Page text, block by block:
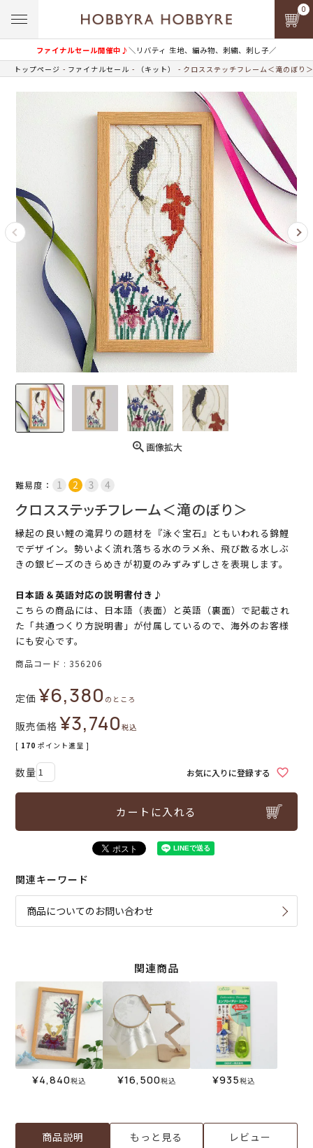
ファイナルセール開催中♪＼リバティ 生地、編み物、刺繍、刺し子／
0
トップページ ファイナルセール （キット） クロスステッチフレーム＜滝のぼり＞
画像拡大
難易度：
クロスステッチフレーム＜滝のぼり＞
縁起の良い鯉の滝昇りの題材を『泳ぐ宝石』ともいわれる錦鯉
でデザイン。勢いよく流れ落ちる水のラメ糸、飛び散る水しぶ
きの銀ビーズのきらめきが初夏のみずみずしさを表現します。
日本語＆英語対応の説明書付き♪
こちらの商品には、日本語（表面）と英語（裏面）で記載され
た「共通つくり方説明書」が付属しているので、海外のお客様
にも安心です。
商品コード 356206
定価 ¥6,380 のところ
販売価格 ¥3,740税込
[ 170 ポイント進呈 ]
お気に入りに登録する
カートに入れる
関連キーワード
商品についてのお問い合わせ
関連商品
¥4,840税込 ¥16,500税込 ¥935税込
商品説明 もっと見る レビュー